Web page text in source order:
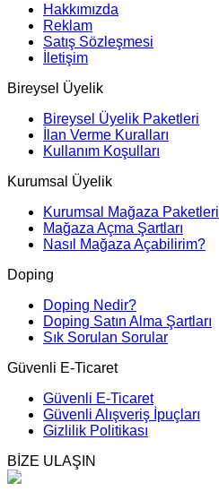
Hakkımızda
Reklam
Satış Sözleşmesi
İletişim
Bireysel Üyelik
Bireysel Üyelik Paketleri
İlan Verme Kuralları
Kullanım Koşulları
Kurumsal Üyelik
Kurumsal Mağaza Paketleri
Mağaza Açma Şartları
Nasıl Mağaza Açabilirim?
Doping
Doping Nedir?
Doping Satın Alma Şartları
Sık Sorulan Sorular
Güvenli E-Ticaret
Güvenli E-Ticaret
Güvenli Alışveriş İpuçları
Gizlilik Politikası
BİZE ULAŞIN